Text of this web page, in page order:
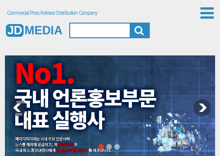
Commercial Press Release Distribution Company
JD MEDIA